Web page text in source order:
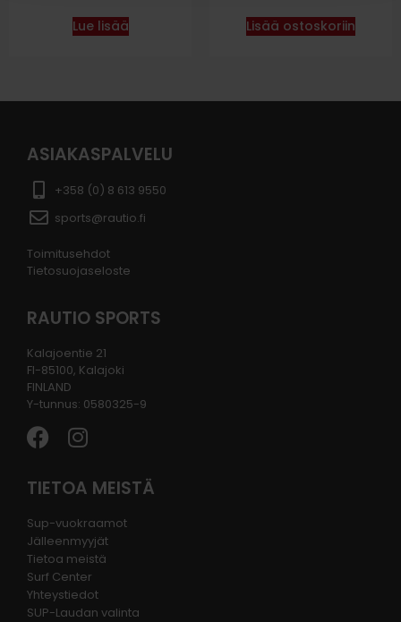
Lue lisää Lisää ostoskoriin
ASIAKASPALVELU
+358 (0) 8 613 9550
sports@rautio.fi
Toimitusehdot
Tietosuojaseloste
RAUTIO SPORTS
Kalajoentie 21
FI-85100, Kalajoki
FINLAND
Y-tunnus: 0580325-9
TIETOA MEISTÄ
Sup-vuokraamot
Jälleenmyyjät
Tietoa meistä
Surf Center
Yhteystiedot
SUP-Laudan valinta